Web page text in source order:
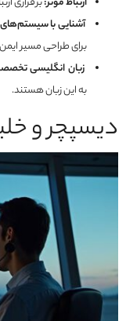
آشنایی با سیستم‌های
برای طراحی مسیر ایمن
زبان انگلیسی
به این زبان هستند.
دیسپچر و